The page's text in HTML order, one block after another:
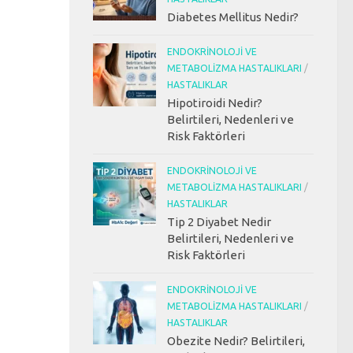
Diabetes Mellitus Nedir?
ENDOKRINOLOJI VE
METABOLIZMA HASTALIKLARI /
HASTALIKLAR
Hipotiroidi Nedir?
Belirtileri, Nedenleri ve
Risk Faktörleri
ENDOKRINOLOJI VE
METABOLIZMA HASTALIKLARI /
HASTALIKLAR
Tip 2 Diyabet Nedir
Belirtileri, Nedenleri ve
Risk Faktörleri
ENDOKRINOLOJI VE
METABOLIZMA HASTALIKLARI /
HASTALIKLAR
Obezite Nedir? Belirtileri,